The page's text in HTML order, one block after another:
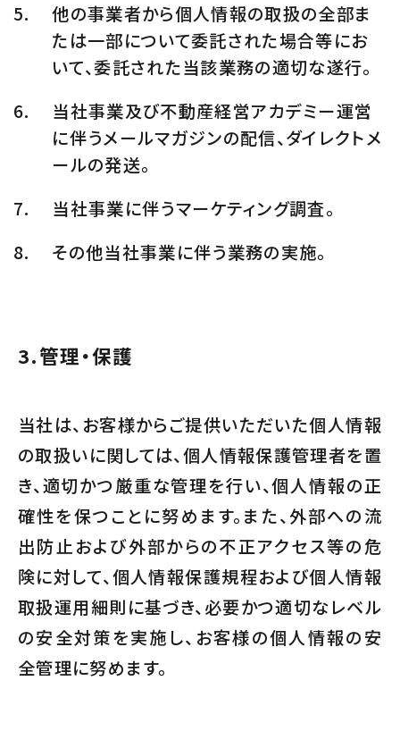
他の事業者から個人情報の取扱の全部ま
たは一部について委託された場合等にお
いて、委託された当該業務の適切な遂行。
当社事業及び不動産経営アカデミー運営
に伴うメールマガジンの配信、ダイレクトメ
ールの発送。
当社事業に伴うマーケティング調査。
その他当社事業に伴う業務の実施。
3.管理・保護
当社は、お客様からご提供いただいた個人情報
の取扱いに関しては、個人情報保護管理者を置
き、適切かつ厳重な管理を行い、個人情報の正
確性を保つことに努めます。また、外部への流
出防止および外部からの不正アクセス等の危
険に対して、個人情報保護規程および個人情報
取扱運用細則に基づき、必要かつ適切なレベル
の安全対策を実施し、お客様の個人情報の安
全管理に努めます。